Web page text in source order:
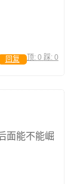
顶: 0 踩: 0
回复
面能不能崛